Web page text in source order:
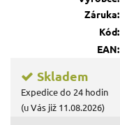
Záruka:
Kód:
EAN:
Skladem
Expedice do 24 hodin
(u Vás již 11.08.2026)